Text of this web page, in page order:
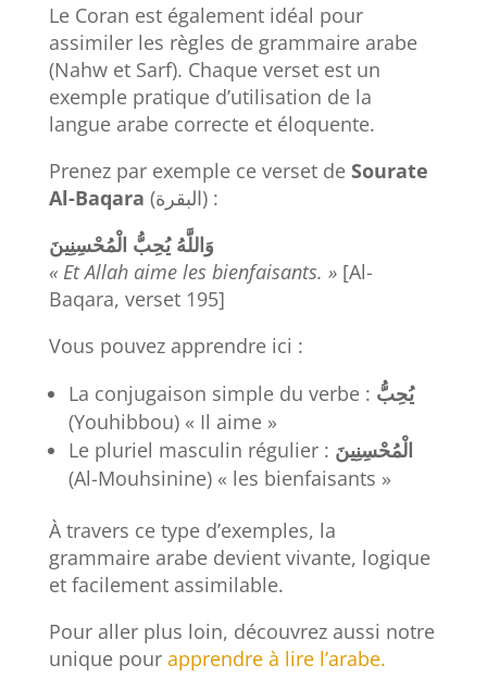
Le Coran est également idéal pour
assimiler les règles de grammaire arabe
(Nahw et Sarf). Chaque verset est un
exemple pratique d’utilisation de la
langue arabe correcte et éloquente.
Prenez par exemple ce verset de Sourate
Al-Baqara
(البقرة) :
وَاللَّهُيُحِبُّ الْمُحْسِنِينَ
« Et Allah aime les bienfaisants. »[Al-
Baqara, verset 195]
Vous pouvez apprendre ici :
La conjugaison simple du verbe : يُحِبُّ
(Youhibbou) « Il aime »
Le pluriel masculin régulier : الْمُحْسِنِينَ
(Al-Mouhsinine) « les bienfaisants »
À travers ce type d’exemples, la
grammaire arabe devient vivante, logique
et facilement assimilable.
Pour aller plus loin, découvrez aussi notre
unique pour apprendre à lire l’arabe.